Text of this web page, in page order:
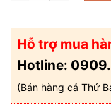
Hỗ trợ mua
Hotline:
(Bán hàng cả Thứ